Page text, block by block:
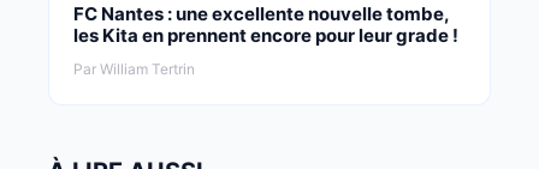
FC Nantes : une excellente nouvelle tombe,
les Kita en prennent encore pour leur grade !
Par William Tertrin